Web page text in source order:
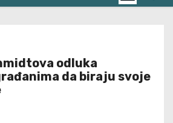
odluka
da biraju svoje